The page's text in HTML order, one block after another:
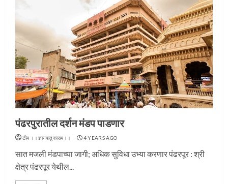
पंढरपुरातील दर्शन मंडप पाडणार
टीम ।।ज्ञानबातुकाराम।। 4 YEARS AGO
सात मजली मंडपाच्या जागी; अधिक सुविधा उभ्या करणार पंढरपूर : श्री
क्षेत्र पंढरपूर येथील...